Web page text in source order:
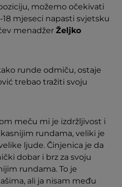
možemo očekivati
mjeseci napasti svjetsku
menadžer Željko
runde odmiču, ostaje
trebao tražiti svoju
meču mi je izdržljivost i
rundama, veliki je
ljude. Činjenica je da
dobar i brz za svoju
rundama. To je
ali ja nisam među